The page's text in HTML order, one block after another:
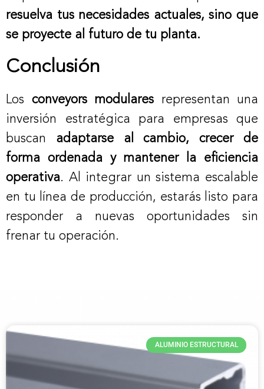
resuelva tus necesidades actuales, sino que
se proyecte al futuro de tu planta.
Conclusión
Los conveyors modulares representan una
inversión estratégica para empresas que
buscan adaptarse al cambio, crecer de
forma ordenada y mantener la eficiencia
operativa. Al integrar un sistema escalable
en tu línea de producción, estarás listo para
responder a nuevas oportunidades sin
frenar tu operación.
ALUMINIO ESTRUCTURAL